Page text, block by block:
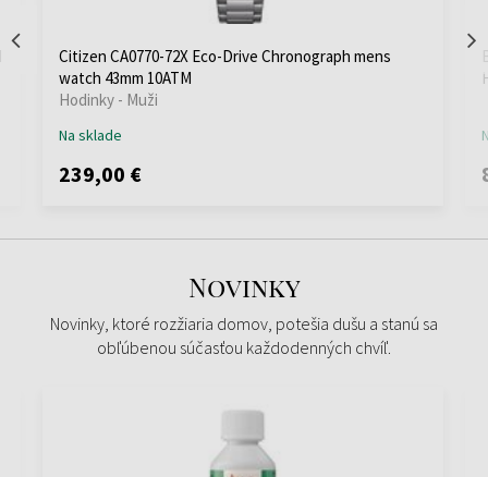
Citizen CA0770-72X Eco-Drive Chronograph mens
watch 43mm 10ATM
Hodinky - Muži
Na sklade
239,00 €
Novinky
Novinky, ktoré rozžiaria domov, potešia dušu a stanú sa
obľúbenou súčasťou každodenných chvíľ.